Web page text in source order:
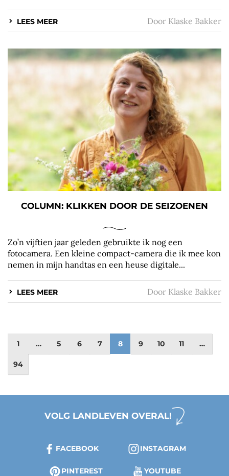
LEES MEER Door Klaske Bakker
COLUMN: KLIKKEN DOOR DE SEIZOENEN
Zo’n vijftien jaar geleden gebruikte ik nog een
fotocamera. Een kleine compact-camera die ik mee kon
nemen in mijn handtas en een heuse digitale...
LEES MEER Door Klaske Bakker
1 … 5 6 7 8 9 10 11 …
94
VOLG LANDLEVEN OVERAL!
FACEBOOK INSTAGRAM
PINTEREST YOUTUBE